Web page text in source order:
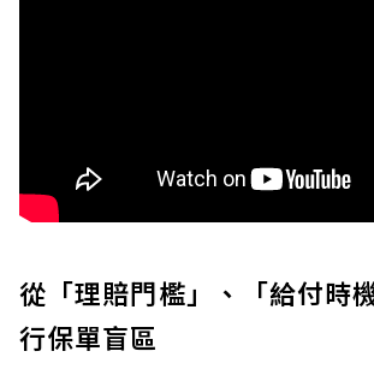
從「理賠門檻」、「給付時
行保單盲區